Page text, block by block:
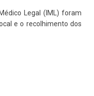
Legal (IML) foram
e o recolhimento dos